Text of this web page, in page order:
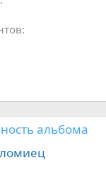
альбома